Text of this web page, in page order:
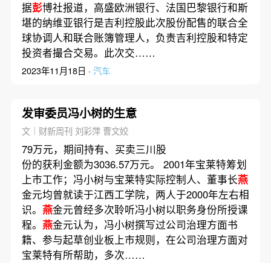
据彭博社报道，高盛欧洲银行、法国巴黎银行和斯
堪的纳维亚银行是吉利控股此次股份配售的联合全
球协调人和联合账簿管理人，负责吉利控股和特定
投资者撮合交易。此次交……
2023年11月18日 · 汽车
发审委员冯小树的生意
文｜财新周刊 刘彩萍 曹文姣
79万元，期间持有、买卖三川股
份的获利金额为3036.57万元。 2001年宝莱特筹划
上市工作；冯小树与宝莱特实际控制人、董事长燕
金元均曾就读于江西工学院，两人于2000年左右相
识。 燕金元曾经多次聆听冯小树以职务身份所授课
程。 燕金元认为，冯小树撰写过公司治理方面书
籍、参与起草创业板上市规则，在公司治理方面对
宝莱特有所帮助，多次……